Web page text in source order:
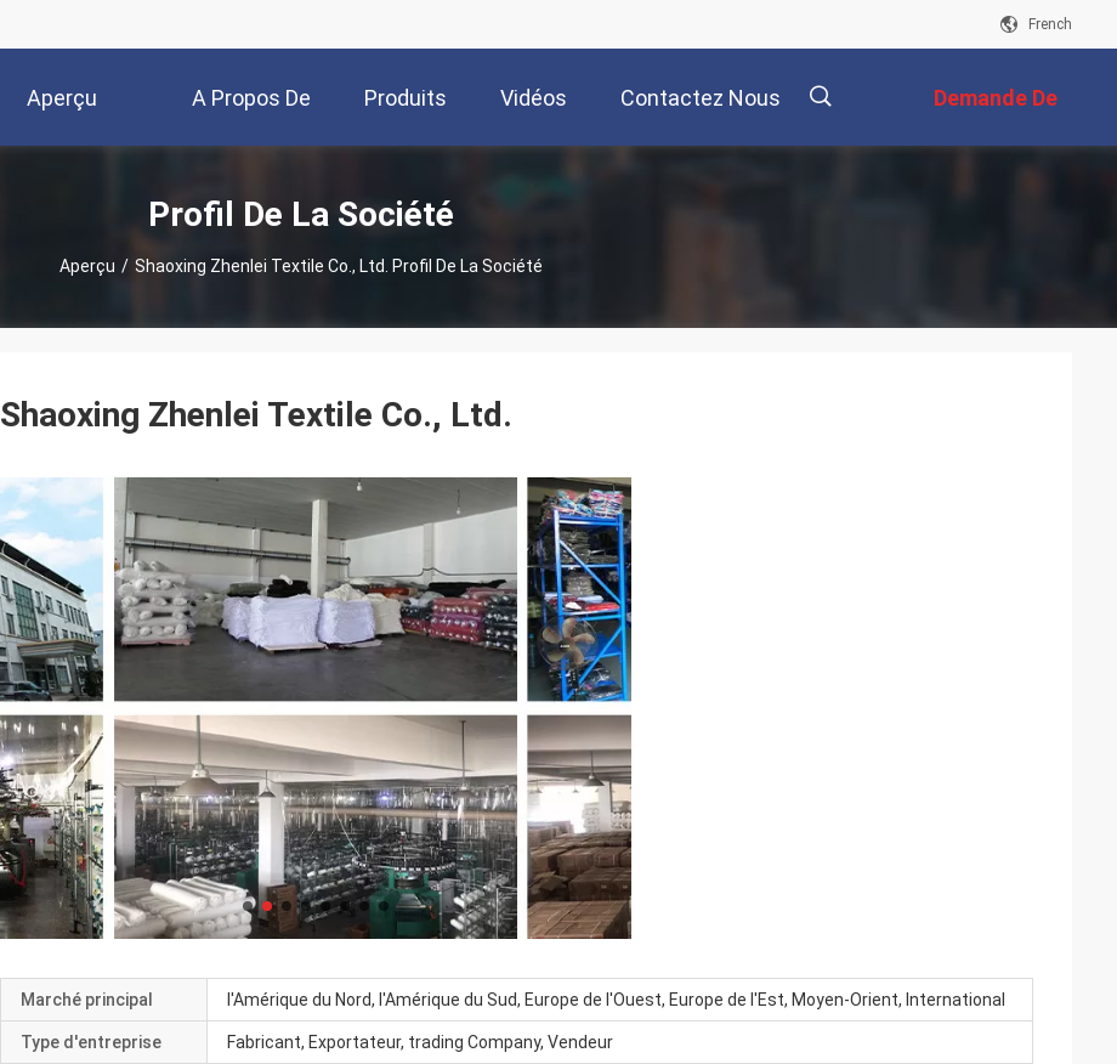
French
Aperçu A Propos De
Nous
Produits Vidéos Contactez Nous Demande De
Soumission
Profil De La Société
Aperçu / Shaoxing Zhenlei Textile Co., Ltd. Profil De La Société
Shaoxing Zhenlei Textile Co., Ltd.
Marché principal l'Amérique du Nord, l'Amérique du Sud, Europe de l'Ouest, Europe de l'Est, Moyen-Orient, International
Type d'entreprise Fabricant, Exportateur, trading Company, Vendeur